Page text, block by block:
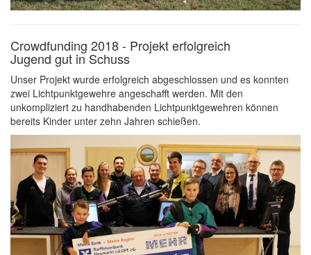
Crowdfunding 2018 - Projekt erfolgreich
Jugend gut in Schuss
Unser Projekt wurde erfolgreich abgeschlossen und es konnten
zwei Lichtpunktgewehre angeschafft werden. Mit den
unkompliziert zu handhabenden Lichtpunktgewehren können
bereits Kinder unter zehn Jahren schießen.